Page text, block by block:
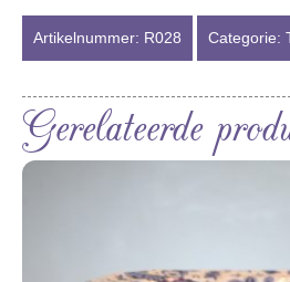
Artikelnummer: R028 Categorie:
Gerelateerde